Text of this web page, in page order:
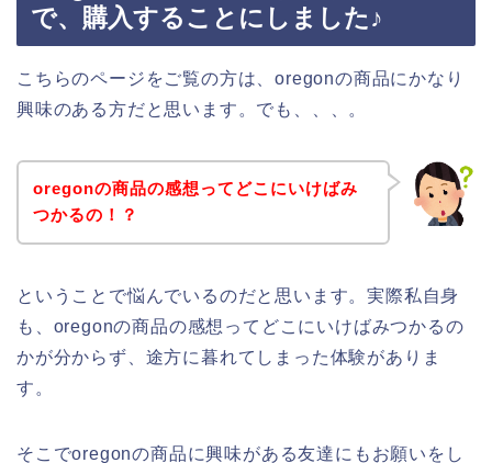
で、購入することにしました♪
こちらのページをご覧の方は、oregonの商品にかなり
興味のある方だと思います。でも、、、。
oregonの商品の感想ってどこにいけばみ
つかるの！？
ということで悩んでいるのだと思います。実際私自身
も、oregonの商品の感想ってどこにいけばみつかるの
かが分からず、途方に暮れてしまった体験がありま
す。
そこでoregonの商品に興味がある友達にもお願いをし